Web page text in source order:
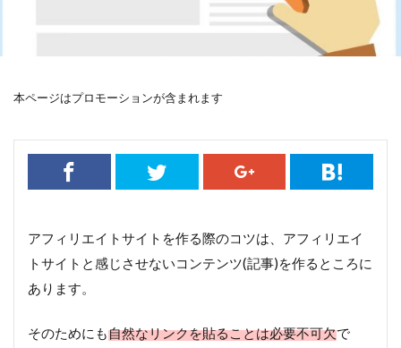
本ページはプロモーションが含まれます
アフィリエイトサイトを作る際のコツは、アフィリエイ
トサイトと感じさせないコンテンツ(記事)を作るところに
あります。
そのためにも自然なリンクを貼ることは必要不可欠で